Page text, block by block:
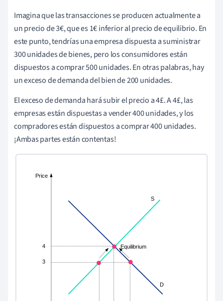
Imagina que las transacciones se producen actualmente a
un precio de 3€, que es 1€ inferior al precio de equilibrio. En
este punto, tendrías una empresa dispuesta a suministrar
300 unidades de bienes, pero los consumidores están
dispuestos a comprar 500 unidades. En otras palabras, hay
un exceso de demanda del bien de 200 unidades.
El exceso de demanda hará subir el precio a 4£. A 4£, las
empresas están dispuestas a vender 400 unidades, y los
compradores están dispuestos a comprar 400 unidades.
¡Ambas partes están contentas!